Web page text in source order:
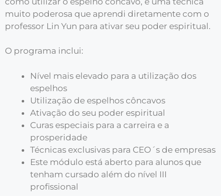
muito poderosa que aprendi diretamente com o
professor Lin Yun para ativar seu poder espiritual.
O programa inclui:
Nível mais elevado para a utilização dos
espelhos
Utilização de espelhos côncavos
Ativação do seu poder espiritual
Curas especiais para a carreira e a
prosperidade
Técnicas exclusivas para CEO´s de empresas
Este módulo está aberto para alunos que
tenham cursado além do nível III
profissional